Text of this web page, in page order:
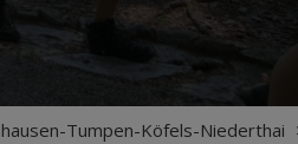
Tumpen-Köfels-Niederthai